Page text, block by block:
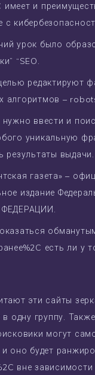
имеет и
с
урок было
“SEO.
редактируют
алгоритмов –
нужно ввести и
уникальную
результаты выдачи.
газета» –
издание
ФЕДЕРАЦИИ.
есть ли у
эти сайты
одну группу. Также
могут
оно будет
вне зависимости